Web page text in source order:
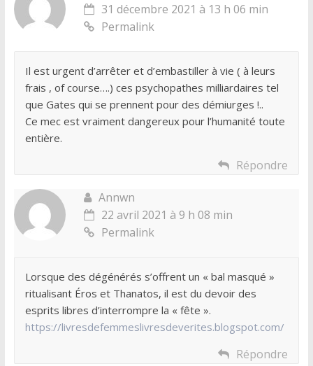
31 décembre 2021 à 13 h 06 min
Permalink
Il est urgent d’arrêter et d’embastiller à vie ( à leurs
frais , of course….) ces psychopathes milliardaires tel
que Gates qui se prennent pour des démiurges !..
Ce mec est vraiment dangereux pour l’humanité toute
entière.
Répondre
Annwn
22 avril 2021 à 9 h 08 min
Permalink
Lorsque des dégénérés s’offrent un « bal masqué »
ritualisant Éros et Thanatos, il est du devoir des
esprits libres d’interrompre la « fête ».
https://livresdefemmeslivresdeverites.blogspot.com/
Répondre